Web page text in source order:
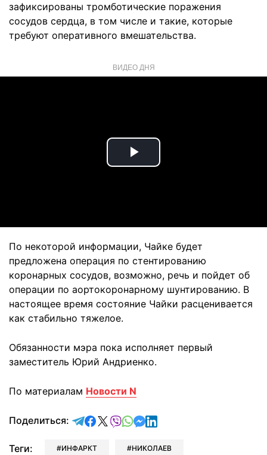
зафиксированы тромботические поражения
сосудов сердца, в том числе и такие, которые
требуют оперативного вмешательства.
ВИДЕО ДНЯ
Play
По некоторой информации, Чайке будет
предложена операция по стентированию
коронарных сосудов, возможно, речь и пойдет об
операции по аортокоронарному шунтированию. В
настоящее время состояние Чайки расценивается
как стабильно тяжелое.
Обязанности мэра пока исполняет первый
заместитель Юрий Андриенко.
По материалам Новости N
Поделиться: отправить в Telegram
поделиться в Facebook
поделиться в X
отправить в Viber
отправить в Whatsapp
отправить в Messenger
отправить в LinkedIn
Теги: ИНФАРКТ НИКОЛАЕВ